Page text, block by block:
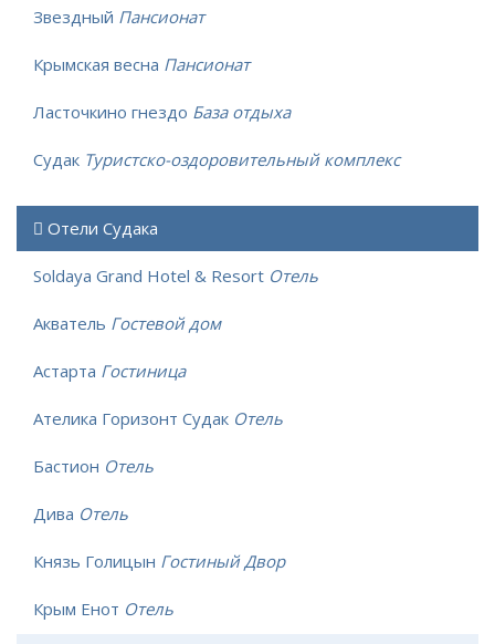
Звездный Пансионат
Крымская весна Пансионат
Ласточкино гнездо База отдыха
Судак Туристско-оздоровительный комплекс
Отели Судака
Soldaya Grand Hotel & Resort Отель
Акватель Гостевой дом
Астарта Гостиница
Ателика Горизонт Судак Отель
Бастион Отель
Дива Отель
Князь Голицын Гостиный Двор
Крым Енот Отель